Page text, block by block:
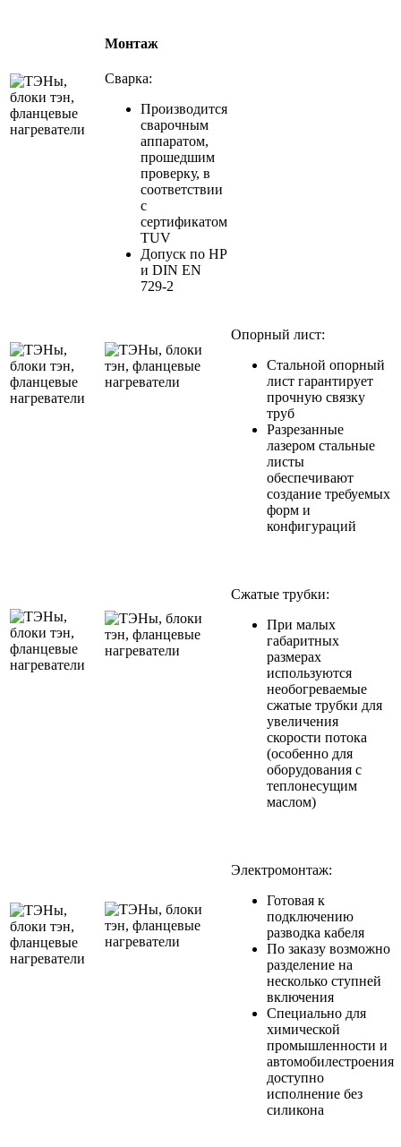
Монтаж
Сварка:
Производится
сварочным
аппаратом,
прошедшим
проверку, в
соответствии
с
сертификатом
TUV
Допуск по HP
и DIN EN
729-2
Опорный лист:
Стальной опорный
лист гарантирует
прочную связку
труб
Разрезанные
лазером стальные
листы
обеспечивают
создание требуемых
форм и
конфигураций
Сжатые трубки:
При малых
габаритных
размерах
используются
необогреваемые
сжатые трубки для
увеличения
скорости потока
(особенно для
оборудования с
теплонесущим
маслом)
Электромонтаж:
Готовая к
подключению
разводка кабеля
По заказу возможно
разделение на
несколько ступней
включения
Специально для
химической
промышленности и
автомобилестроения
доступно
исполнение без
силикона